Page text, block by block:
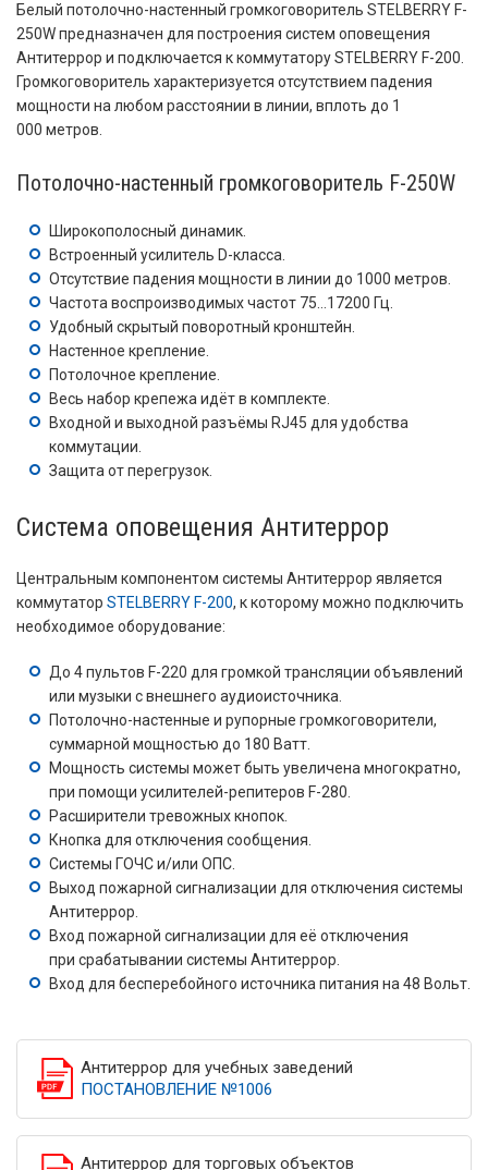
Белый потолочно-настенный громкоговоритель STELBERRY F-
250W предназначен для построения систем оповещения
Антитеррор и подключается к коммутатору STELBERRY F-200.
Громкоговоритель характеризуется отсутствием падения
мощности на любом расстоянии в линии, вплоть до 1
000 метров.
Потолочно-настенный громкоговоритель F-250W
Широкополосный динамик.
Встроенный усилитель D-класса.
Отсутствие падения мощности в линии до 1000 метров.
Частота воспроизводимых частот 75…17200 Гц.
Удобный скрытый поворотный кронштейн.
Настенное крепление.
Потолочное крепление.
Весь набор крепежа идёт в комплекте.
Входной и выходной разъёмы RJ45 для удобства
коммутации.
Защита от перегрузок.
Система оповещения Антитеррор
Центральным компонентом системы Антитеррор является
коммутатор STELBERRY F-200, к которому можно подключить
необходимое оборудование:
До 4 пультов F-220 для громкой трансляции объявлений
или музыки с внешнего аудиоисточника.
Потолочно-настенные и рупорные громкоговорители,
суммарной мощностью до 180 Ватт.
Мощность системы может быть увеличена многократно,
при помощи усилителей-репитеров F-280.
Расширители тревожных кнопок.
Кнопка для отключения сообщения.
Системы ГОЧС и/или ОПС.
Выход пожарной сигнализации для отключения системы
Антитеррор.
Вход пожарной сигнализации для её отключения
при срабатывании системы Антитеррор.
Вход для бесперебойного источника питания на 48 Вольт.
Антитеррор для учебных заведений
ПОСТАНОВЛЕНИЕ №1006
Антитеррор для торговых объектов